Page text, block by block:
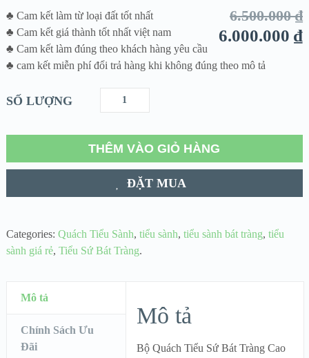
6.500.000₫
6.000.000₫
♣ Cam kết làm từ loại đất tốt nhất
♣ Cam kết giá thành tốt nhất việt nam
♣ Cam kết làm đúng theo khách hàng yêu cầu
♣ cam kết miễn phí đổi trả hàng khi không đúng theo mô tả
SỐ LƯỢNG
THÊM VÀO GIỎ HÀNG
ĐẶT MUA
Categories: Quách Tiểu Sành, tiểu sành, tiểu sành bát tràng, tiểu
sành giá rẻ, Tiểu Sứ Bát Tràng.
Mô tả
Chính Sách Ưu
Đãi
Mô tả
Bộ Quách Tiểu Sứ Bát Tràng Cao